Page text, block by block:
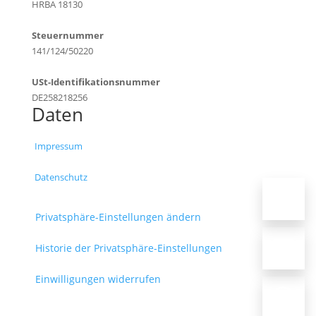
HRBA 18130
Steuernummer
141/124/50220
USt-Identifikationsnummer
DE258218256
Daten
Impressum
Datenschutz
Privatsphäre-Einstellungen ändern
Historie der Privatsphäre-Einstellungen
Einwilligungen widerrufen